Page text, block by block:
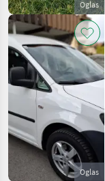
Oglas
Oglas